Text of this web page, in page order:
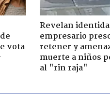
vota
Revelan
empresario
retener y
muerte a niños
al "rin raja"